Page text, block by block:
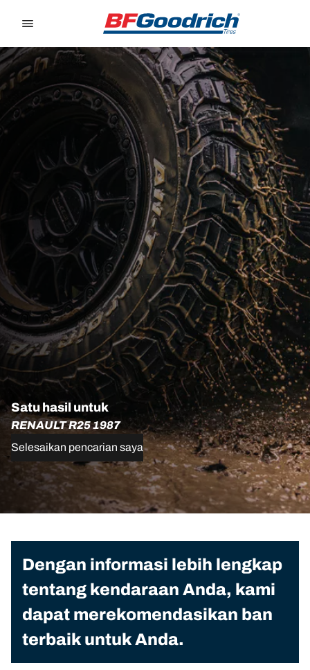
Satu hasil untuk
RENAULT R25 1987
Selesaikan pencarian saya
Dengan informasi lebih lengkap
tentang kendaraan Anda, kami
dapat merekomendasikan ban
terbaik untuk Anda.